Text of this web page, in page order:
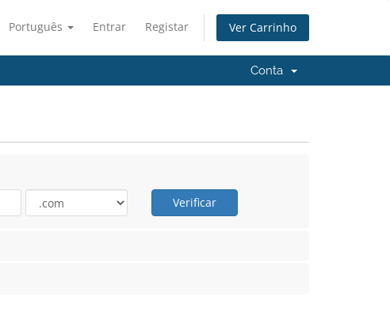
Português Entrar Registar Ver Carrinho
Conta
Verificar